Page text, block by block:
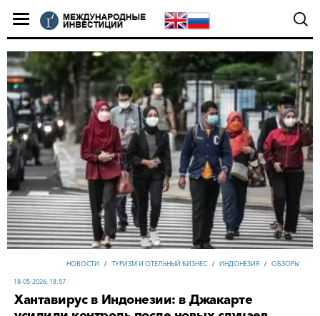
НОВОСТИ / ТУРИЗМ И ОТЕЛЬНЫЙ БИЗНЕС / ИНДОНЕЗИЯ / ОБЗОРЫ
18-05-2026, 18:57
Хантавирус в Индонезии: в Джакарте